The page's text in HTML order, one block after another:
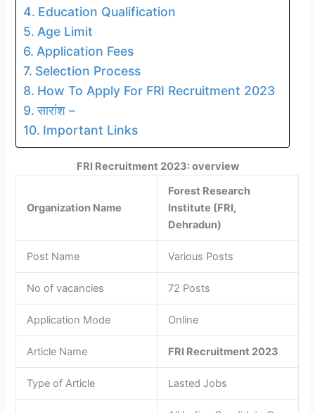
Education Qualification
Age Limit
Application Fees
Selection Process
How To Apply For FRI Recruitment 2023
सारांश –
Important Links
FRI Recruitment 2023: overview
Organization Name
Forest Research
Institute (FRI,
Dehradun)
Post Name Various Posts
No of vacancies 72 Posts
Application Mode Online
Article Name FRI Recruitment 2023
Type of Article Lasted Jobs